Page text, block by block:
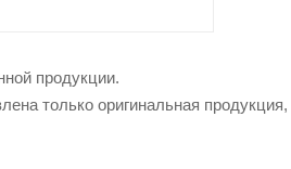
продукции.
только оригинальная